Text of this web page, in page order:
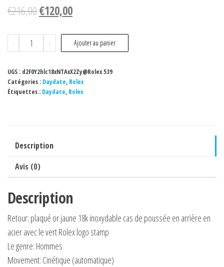
€216,00€120,00
-
quantité
de
Rolex
Day-
Date
Montre
4829
+ Ajouter au panier
UGS : d2F0Y2hlc18xNTAxX2Zy@Rolex 539
Catégories : Daydate, Rolex
Étiquettes : Daydate, Rolex
Description
Avis (0)
Description
Retour: plaqué or jaune 18k inoxydable cas de poussée en arrière en
acier avec le vert Rolex logo stamp
Le genre: Hommes
Movement: Cinétique (automatique)